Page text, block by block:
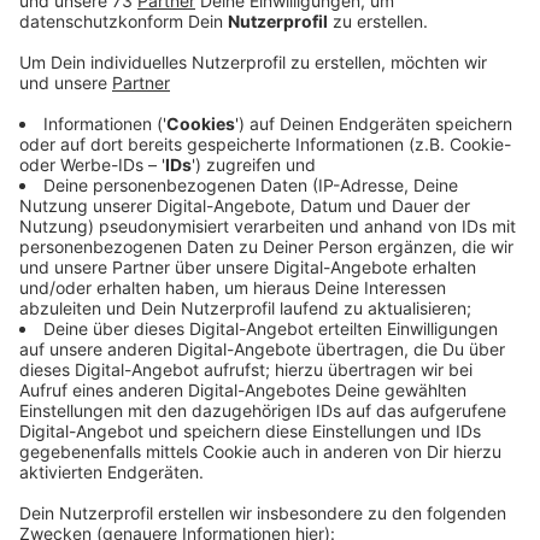
Wann tut sich was bei der geplanten Tank- und
die Andere immer wieder mal beim Vorbeifahren. Die
Antwort lautet: Wahrscheinlich noch in diesem Jahr.
Denn noch bis Dezember ist der erste Spatenstich für
die einzige Tank- und Rastanlage hier bei uns im Kreis
Borken an der Autobahn geplant. Einen genauen Termin
haben wir aber noch nicht, sagt Straßen.NRW. Ebenso
ist noch nicht klar, wer die Anlage baut, denn die
Vergabe ist noch nicht abgeschlossen. Geplant ist
aber, jeweils eine Tank- und Rastanlage in jeder
Richtung. Außerdem soll es eine der wenigen, festen
deutschen Kontrollstellen für den Güterverkehr geben.
Das heißt, dort kann das Bundesamt für den
Güterverkehr dann Lastwagen wiegen, so wie Ladung
und Fahrer überprüfen.